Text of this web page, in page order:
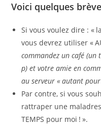
Voici quelques
Si vous voulez dire : «
vous devrez utiliser «
commandez un café (un
p) et votre amie en
au serveur « autant
Par contre, si vous
rattraper une
TEMPS pour moi ! ».